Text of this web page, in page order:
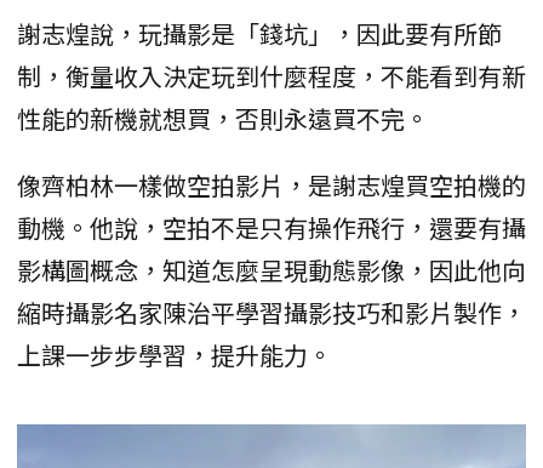
謝志煌說，玩攝影是「錢坑」，因此要有所節
制，衡量收入決定玩到什麼程度，不能看到有新
性能的新機就想買，否則永遠買不完。
像齊柏林一樣做空拍影片，是謝志煌買空拍機的
動機。他說，空拍不是只有操作飛行，還要有攝
影構圖概念，知道怎麼呈現動態影像，因此他向
縮時攝影名家陳治平學習攝影技巧和影片製作，
上課一步步學習，提升能力。